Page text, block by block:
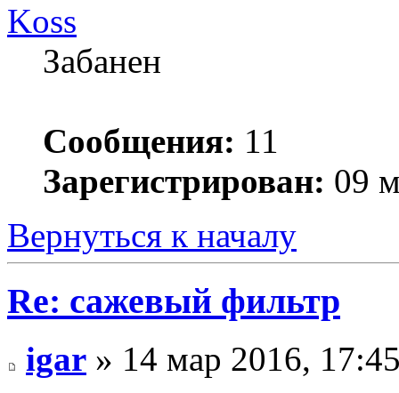
Koss
Забанен
Сообщения: 11
Зарегистрирован: 09
Вернуться к началу
Re: сажевый фильтр
igar » 14 мар 2016,